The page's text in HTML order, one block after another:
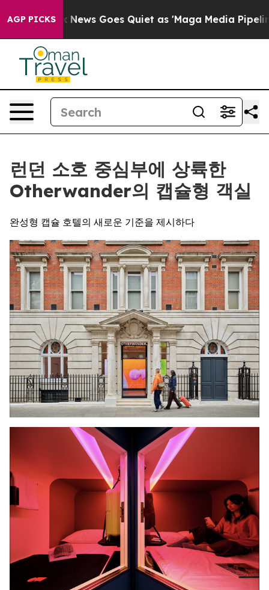
AGP PICKS
Fox News Goes Quiet as 'Maga Media Pipeline'
런던 소호 중심부에 상륙한
Otherwander의 캡슐형 객실
완성형 캡슐 호텔의 새로운 기준을 제시하다